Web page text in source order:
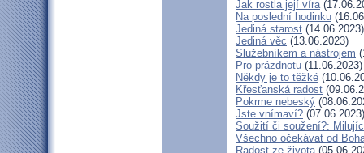
Jak rostla její víra
Na poslední hodinku
Jediná starost (14.06.2023)
Jediná věc (13.06.2023)
Služebníkem a nástrojem
Pro prázdnotu (11.06.2023)
Někdy je to těžké
Křesťanská radost
Pokrme nebeský
Jste vnímaví? (07.06.2023)
Soužití či soužení?:
Všechno očekávat od
Radost ze života